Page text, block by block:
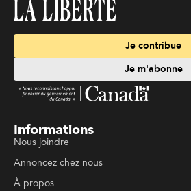
Je contribue
Je m'abonne
Informations
Nous joindre
Annoncez chez nous
À propos